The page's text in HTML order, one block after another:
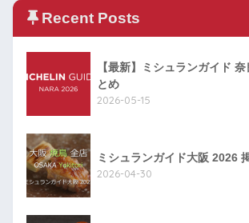
Recent Posts
【最新】ミシュランガイド
とめ
2026-05-15
ミシュランガイド大阪 2026
2026-04-30